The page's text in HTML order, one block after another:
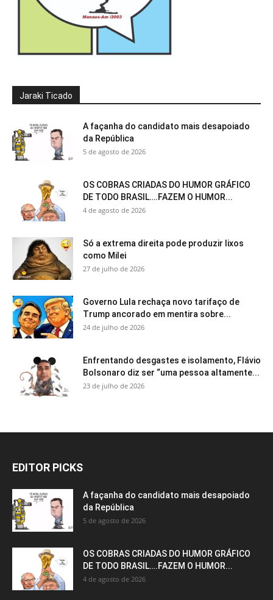
Jaraki Ticado
A façanha do candidato mais desapoiado
da República
5 de agosto de 2026
OS COBRAS CRIADAS DO HUMOR GRÁFICO
DE TODO BRASIL….FAZEM O HUMOR...
4 de agosto de 2026
Só a extrema direita pode produzir lixos
como Milei
27 de julho de 2026
Governo Lula rechaça novo tarifaço de
Trump ancorado em mentira sobre...
24 de julho de 2026
Enfrentando desgastes e isolamento, Flávio
Bolsonaro diz ser “uma pessoa altamente...
23 de julho de 2026
EDITOR PICKS
A façanha do candidato mais desapoiado
da República
5 de agosto de 2026
OS COBRAS CRIADAS DO HUMOR GRÁFICO
DE TODO BRASIL….FAZEM O HUMOR...
4 de agosto de 2026